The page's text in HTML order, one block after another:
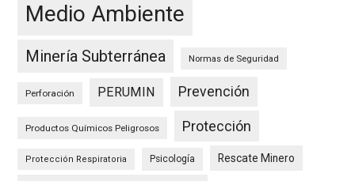
Medio Ambiente
Minería Subterránea Normas de Seguridad
Perforación PERUMIN Prevención
Productos Químicos Peligrosos Protección
Protección Respiratoria Psicología Rescate Minero